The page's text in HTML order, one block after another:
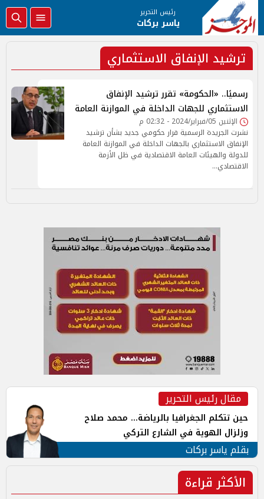
رئيس التحرير
ياسر بركات
ترشيد الإنفاق الاستثماري
رسميًا.. «الحكومة» تقرر ترشيد الإنفاق
الاستثماري للجهات الداخلة في الموازنة العامة
الإثنين 05/فبراير/2024 - 02:32 م
نشرت الجريدة الرسمية قرار حكومي جديد بشأن ترشيد
الإنفاق الاستثماري بالجهات الداخلة في الموازنة العامة
للدولة والهيئات العامة الاقتصادية في ظل الأزمة
الاقتصادي…
مقال رئيس التحرير
حين تتكلم الجغرافيا بالرياضة... محمد صلاح
وزلزال الهوية في الشارع التركي
بقلم ياسر بركات
الأكثر قراءة